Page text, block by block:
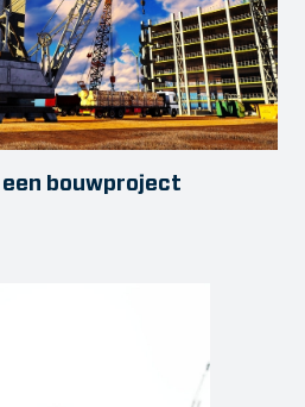
bouwproject